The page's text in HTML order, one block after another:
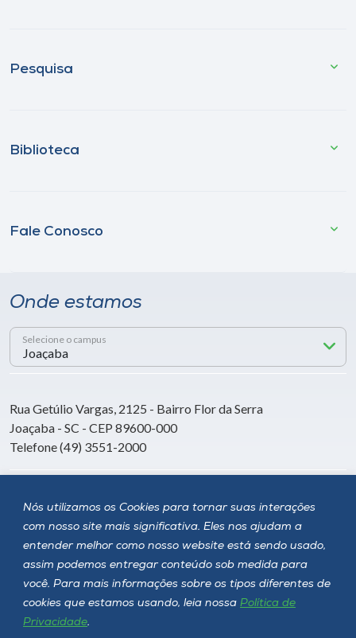
Nós utilizamos os Cookies para tornar suas interações
com nosso site mais significativa. Eles nos ajudam a
entender melhor como nosso website está sendo usado,
assim podemos entregar conteúdo sob medida para
você. Para mais informações sobre os tipos diferentes de
cookies que estamos usando, leia nossa Política de
Privacidade.
Pesquisa
Biblioteca
Fale Conosco
Onde estamos
Selecione o campus
Rua Getúlio Vargas, 2125 - Bairro Flor da Serra
Joaçaba - SC - CEP 89600-000
Telefone (49) 3551-2000
Siga a Unoesc